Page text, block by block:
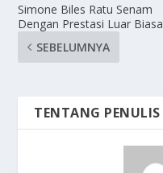
Simone Biles Ratu Senam
Dengan Prestasi Luar Biasa
SEBELUMNYA
TENTANG PENULIS